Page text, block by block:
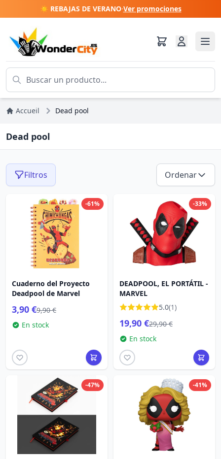
☀️ REBAJAS DE VERANO·Ver promociones
Accueil Dead pool
Dead pool
Filtros Ordenar
-61%
Cuaderno del Proyecto
Deadpool de Marvel
3,90 €9,90 €
En stock
-33%
DEADPOOL, EL PORTÁTIL -
MARVEL
5.0(1)
19,90 €29,90 €
En stock
-47% -41%